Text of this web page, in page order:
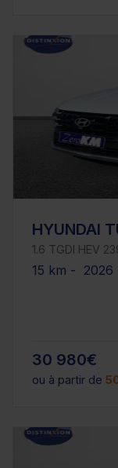
HYUNDAI
1.6 TGDI HEV
15 km -
30 980€
ou à partir de